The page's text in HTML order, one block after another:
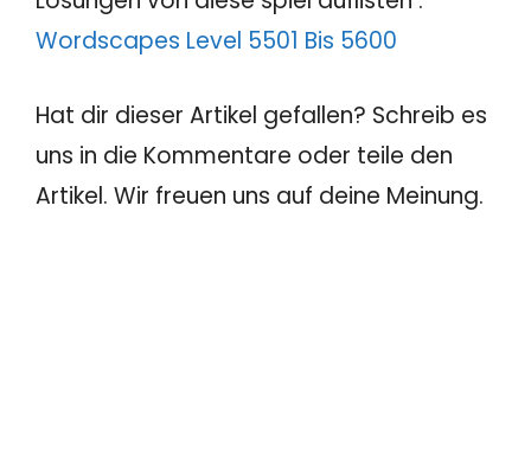
Wordscapes Level 5501 Bis 5600
Hat dir dieser Artikel gefallen? Schreib es
uns in die Kommentare oder teile den
Artikel. Wir freuen uns auf deine Meinung.